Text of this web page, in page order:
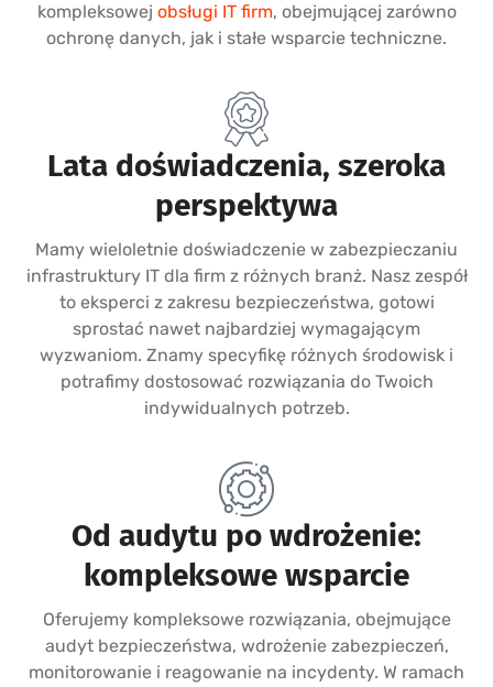
kompleksowej obsługi IT firm, obejmującej zarówno
ochronę danych, jak i stałe wsparcie techniczne.
Lata doświadczenia, szeroka
perspektywa
Mamy wieloletnie doświadczenie w zabezpieczaniu
infrastruktury IT dla firm z różnych branż. Nasz zespół
to eksperci z zakresu bezpieczeństwa, gotowi
sprostać nawet najbardziej wymagającym
wyzwaniom. Znamy specyfikę różnych środowisk i
potrafimy dostosować rozwiązania do Twoich
indywidualnych potrzeb.
Od audytu po wdrożenie:
kompleksowe wsparcie
Oferujemy kompleksowe rozwiązania, obejmujące
audyt bezpieczeństwa, wdrożenie zabezpieczeń,
monitorowanie i reagowanie na incydenty. W ramach